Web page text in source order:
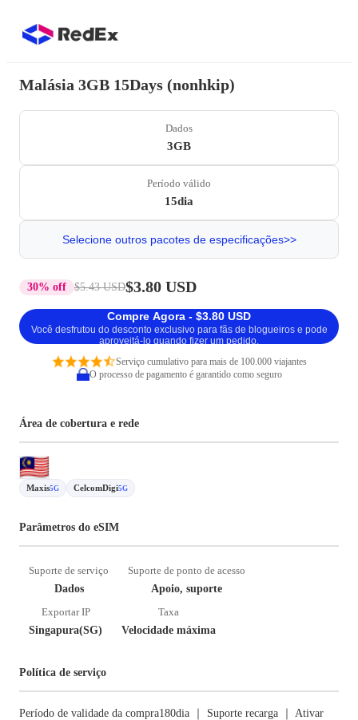
Malásia 3GB 15Days (nonhkip)
Dados
3GB
Período válido
15dia
Selecione outros pacotes de especificações>>
30% off $5.43 USD$3.80 USD
Compre Agora - $3.80 USD
Você desfrutou do desconto exclusivo para fãs de blogueiros e pode
aproveitá-lo quando fizer um pedido.
Serviço cumulativo para mais de 100.000 viajantes
O processo de pagamento é garantido como seguro
Área de cobertura e rede
Maxis5G CelcomDigi5G
Parâmetros do eSIM
Suporte de serviço
Dados
Suporte de ponto de acesso
Apoio, suporte
Exportar IP
Singapura(SG)
Taxa
Velocidade máxima
Política de serviço
Período de validade da compra180dia ｜ Suporte recarga ｜ Ativar